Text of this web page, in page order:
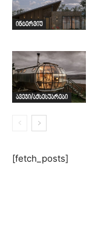
ინტერვიუ
ავეჯი/აქსესუარები
[fetch_posts]